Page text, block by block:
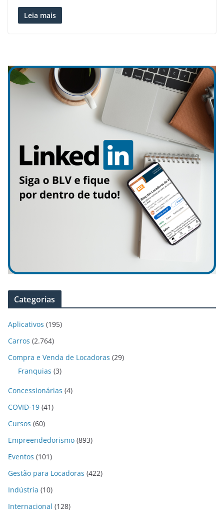
Leia mais
Categorias
Aplicativos (195)
Carros (2.764)
Compra e Venda de Locadoras (29)
Franquias (3)
Concessionárias (4)
COVID-19 (41)
Cursos (60)
Empreendedorismo (893)
Eventos (101)
Gestão para Locadoras (422)
Indústria (10)
Internacional (128)